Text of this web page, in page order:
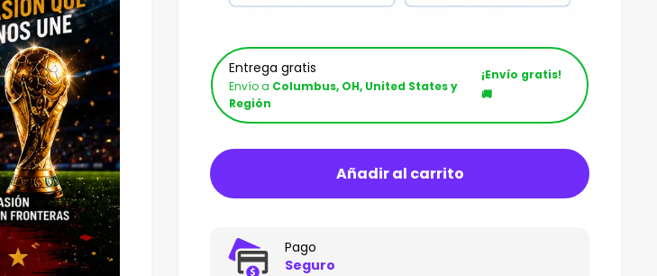
Entrega gratis
Envío a Columbus, OH, United States y
Región
¡Envío gratis!
🚚
Añadir al carrito
Pago
Seguro